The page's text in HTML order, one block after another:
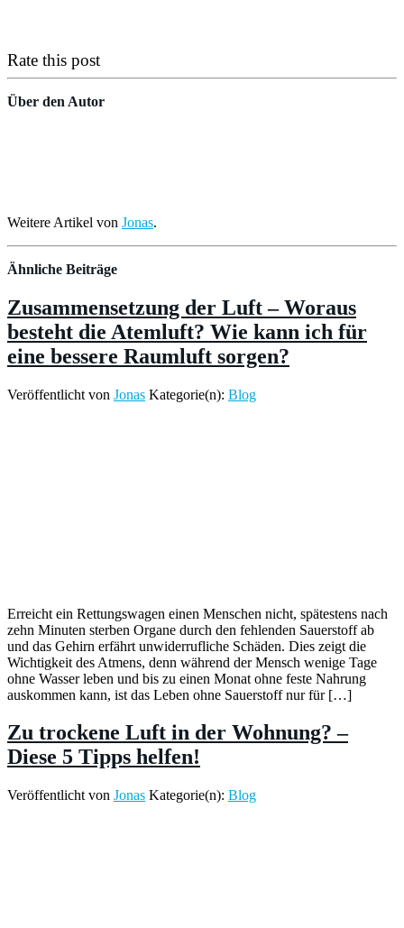
Rate this post
Über den Autor
Weitere Artikel von Jonas.
Ähnliche Beiträge
Zusammensetzung der Luft – Woraus
besteht die Atemluft? Wie kann ich für
eine bessere Raumluft sorgen?
Veröffentlicht von Jonas Kategorie(n): Blog
Erreicht ein Rettungswagen einen Menschen nicht, spätestens nach
zehn Minuten sterben Organe durch den fehlenden Sauerstoff ab
und das Gehirn erfährt unwiderrufliche Schäden. Dies zeigt die
Wichtigkeit des Atmens, denn während der Mensch wenige Tage
ohne Wasser leben und bis zu einen Monat ohne feste Nahrung
auskommen kann, ist das Leben ohne Sauerstoff nur für […]
Zu trockene Luft in der Wohnung? –
Diese 5 Tipps helfen!
Veröffentlicht von Jonas Kategorie(n): Blog